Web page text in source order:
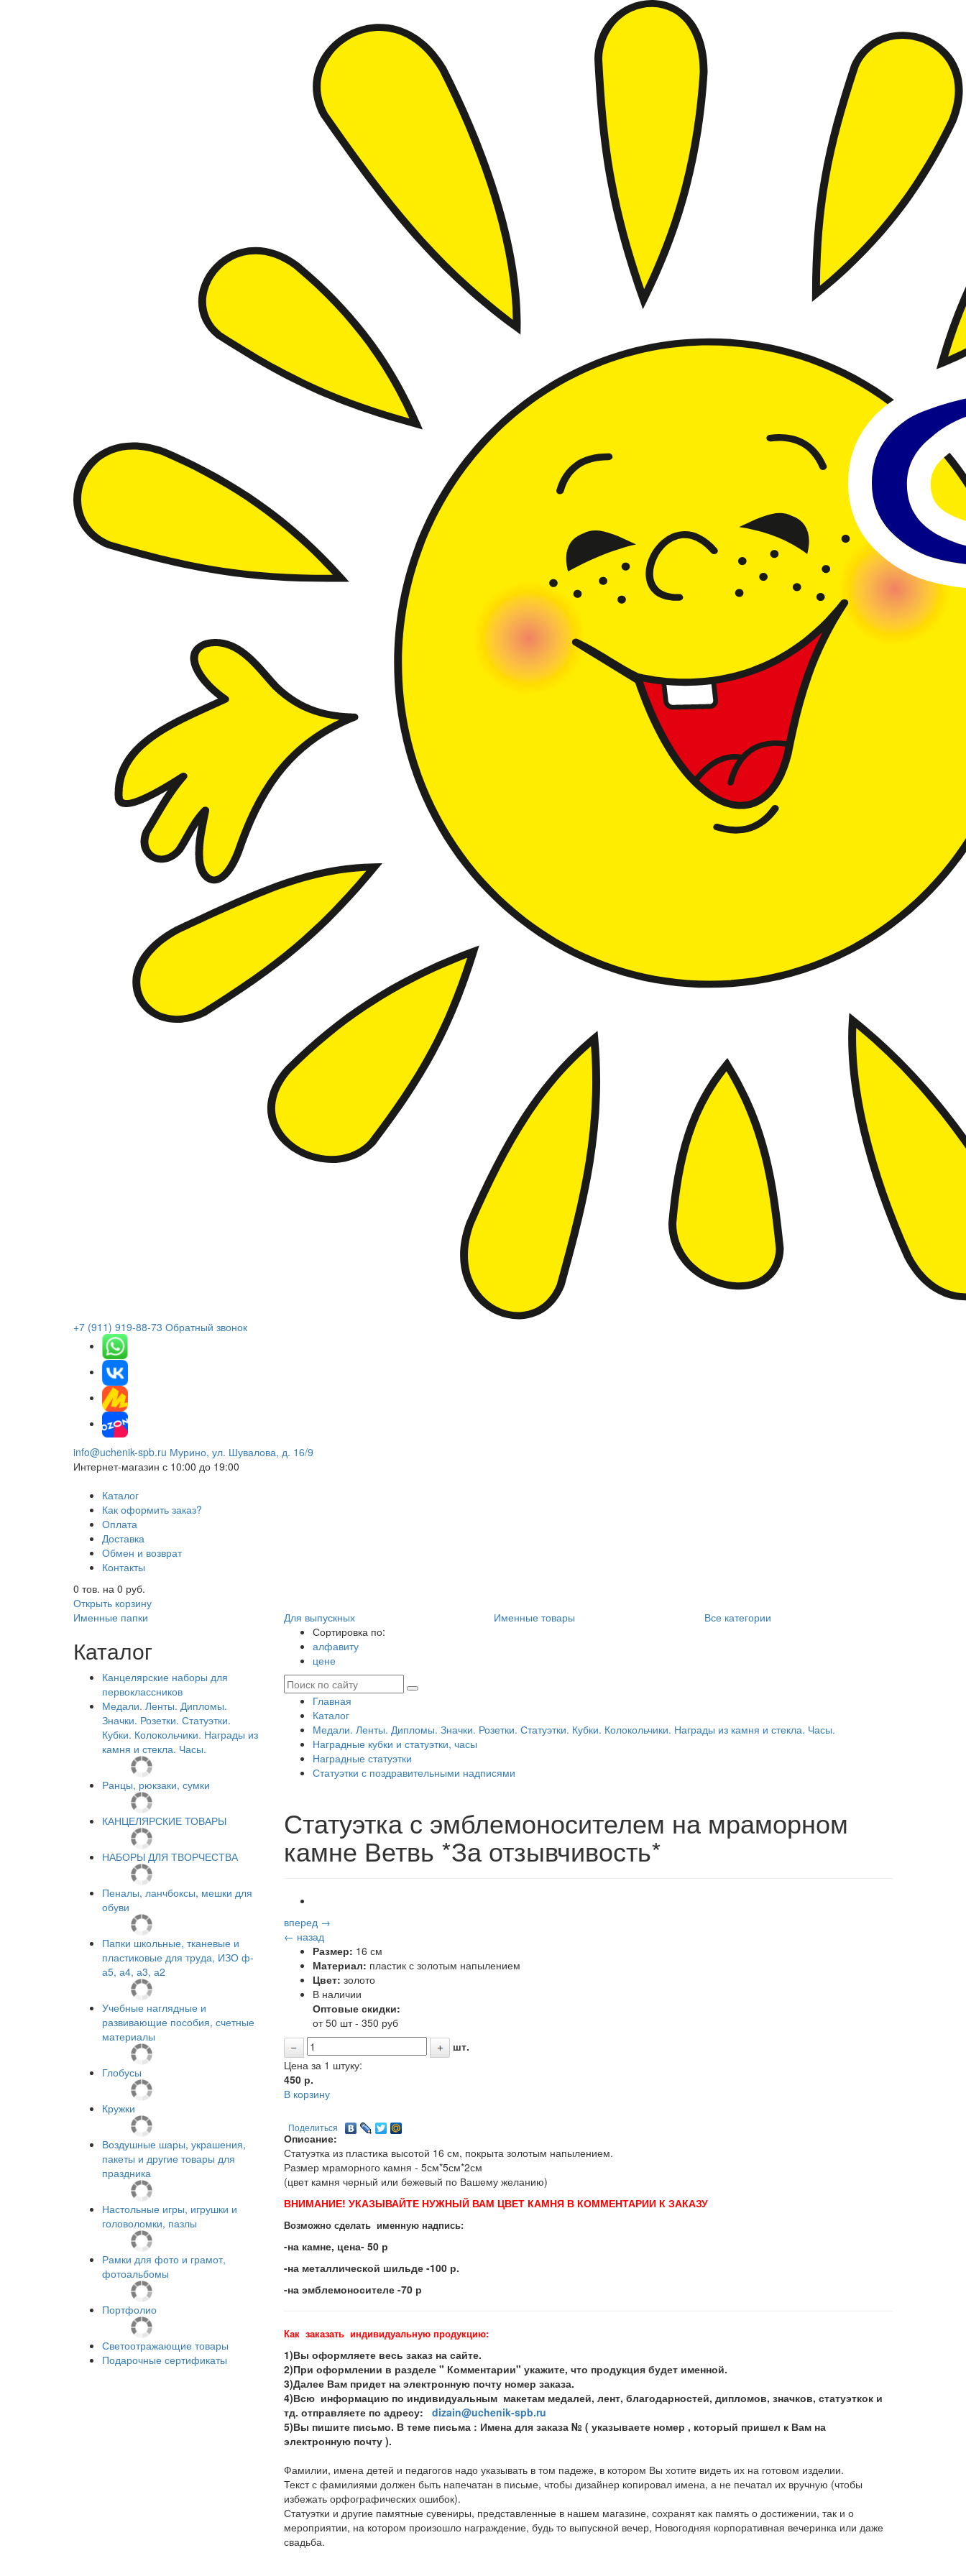
+7 (911) 919-88-73 Обратный звонок
info@uchenik-spb.ru Мурино, ул. Шувалова, д. 16/9
Интернет-магазин с 10:00 до 19:00
Каталог
Как оформить заказ?
Оплата
Доставка
Обмен и возврат
Контакты
0 тов. на 0 руб.
Открыть корзину
Именные папки
Для выпускных Именные товары Все категории
Каталог
Канцелярские наборы для
первоклассников
Медали. Ленты. Дипломы.
Значки. Розетки. Статуэтки.
Кубки. Колокольчики. Награды из
камня и стекла. Часы.
Ранцы, рюкзаки, сумки
КАНЦЕЛЯРСКИЕ ТОВАРЫ
НАБОРЫ ДЛЯ ТВОРЧЕСТВА
Пеналы, ланчбоксы, мешки для
обуви
Папки школьные, тканевые и
пластиковые для труда, ИЗО ф-
а5, а4, а3, а2
Учебные наглядные и
развивающие пособия, счетные
материалы
Глобусы
Кружки
Воздушные шары, украшения,
пакеты и другие товары для
праздника
Настольные игры, игрушки и
головоломки, пазлы
Рамки для фото и грамот,
фотоальбомы
Портфолио
Светоотражающие товары
Подарочные сертификаты
Сортировка по:
алфавиту
цене
Главная
Каталог
Медали. Ленты. Дипломы. Значки. Розетки. Статуэтки. Кубки. Колокольчики. Награды из камня и стекла. Часы.
Наградные кубки и статуэтки, часы
Наградные статуэтки
Статуэтки с поздравительными надписями
Статуэтка с эмблемоносителем на мраморном
камне Ветвь *За отзывчивость*
вперед →
← назад
Размер: 16 см
Материал: пластик с золотым напылением
Цвет: золото
В наличии
Оптовые скидки:
от 50 шт - 350 руб
шт.
Цена за 1 штуку:
450р.
В корзину
Поделиться
Описание:
Статуэтка из пластика высотой 16 см, покрыта золотым напылением.
Размер мраморного камня - 5см*5см*2см
(цвет камня черный или бежевый по Вашему желанию)
ВНИМАНИЕ! УКАЗЫВАЙТЕ НУЖНЫЙ ВАМ ЦВЕТ КАМНЯ В КОММЕНТАРИИ К ЗАКАЗУ
Возможно сделать именную надпись:
-на камне, цена- 50 р
-на металлической шильде -100 р.
-на эмблемоносителе -70 р
Как заказать индивидуальную продукцию:
1)Вы оформляете весь заказ на сайте.
2)При оформлении в разделе " Комментарии" укажите, что продукция будет именной.
3)Далее Вам придет на электронную почту номер заказа.
4)Всю информацию по индивидуальным макетам медалей, лент, благодарностей, дипломов, значков, статуэткок и
тд. отправляете по адресу: dizain@uchenik-spb.ru
5)Вы пишите письмо. В теме письма : Имена для заказа № ( указываете номер , который пришел к Вам на
электронную почту ).
Фамилии, имена детей и педагогов надо указывать в том падеже, в котором Вы хотите видеть их на готовом изделии.
Текст с фамилиями должен быть напечатан в письме, чтобы дизайнер копировал имена, а не печатал их вручную (чтобы
избежать орфографических ошибок).
Статуэтки и другие памятные сувениры, представленные в нашем магазине, сохранят как память о достижении, так и о
мероприятии, на котором произошло награждение, будь то выпускной вечер, Новогодняя корпоративная вечеринка или даже
свадьба.